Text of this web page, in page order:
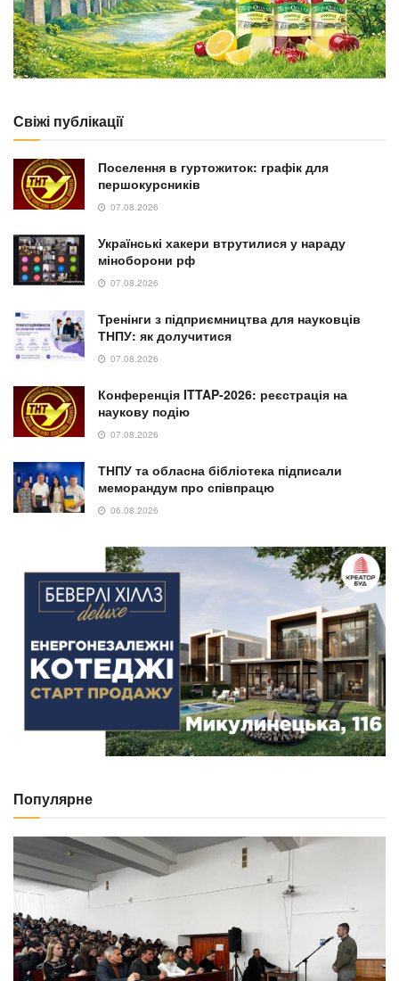
Свіжі публікації
Поселення в гуртожиток: графік для
першокурсників
07.08.2026
Українські хакери втрутилися у нараду
міноборони рф
07.08.2026
Тренінги з підприємництва для науковців
ТНПУ: як долучитися
07.08.2026
Конференція ITTAP-2026: реєстрація на
наукову подію
07.08.2026
ТНПУ та обласна бібліотека підписали
меморандум про співпрацю
06.08.2026
Популярне